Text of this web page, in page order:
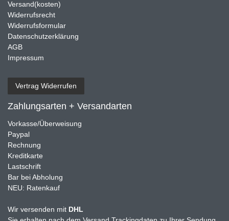
Versand(kosten)
Widerrufsrecht
Widerrufsformular
Datenschutzerklärung
AGB
Impressum
Vertrag Widerrufen
Zahlungsarten + Versandarten
Vorkasse/Überweisung
Paypal
Rechnung
Kreditkarte
Lastschrift
Bar bei Abholung
NEU: Ratenkauf
Wir versenden mit DHL